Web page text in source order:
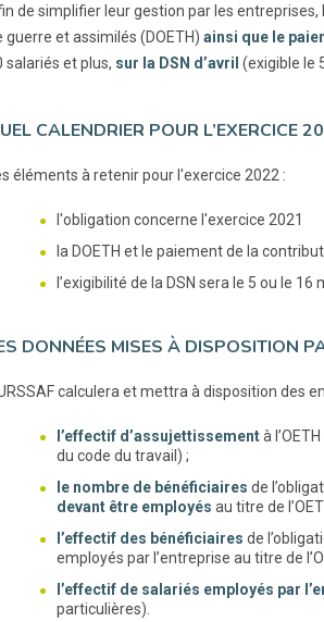
de simplifier leur gestion par les entreprises,
guerre et assimilés (DOETH) ainsi que le
salariés et plus, sur la DSN d’avril (exigible le
CALENDRIER POUR L’EXERCICE
éléments à retenir pour l'exercice 2022 :
l'obligation concerne l'exercice 2021
la DOETH et le paiement de la
l’exigibilité de la DSN sera le 5 ou le 16
DONNÉES MISES À DISPOSITION
calculera et mettra à disposition des
l’effectif d’assujettissementà
du code du travail) ;
le nombre de bénéficiaires de
devant être employés au titre de
l’effectif des bénéficiaires de
employés par l’entreprise au titre de
l’effectif de salariés employés par
particulières).